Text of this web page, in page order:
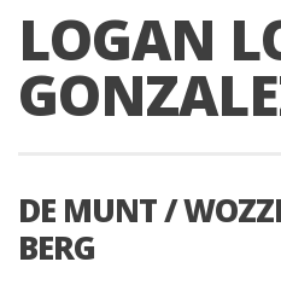
LOGAN
DE MUNT /
BERG